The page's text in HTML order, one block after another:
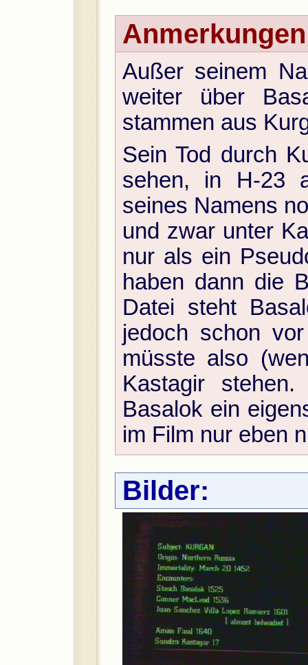
Außer seinem
weiter über
stammen aus
Sein Tod durch
sehen, in H-23
seines Namens
und zwar unter
nur als ein
haben dann die
Datei steht
jedoch schon
müsste also
Kastagir
Basalok ein
im Film nur eben
Bilder: